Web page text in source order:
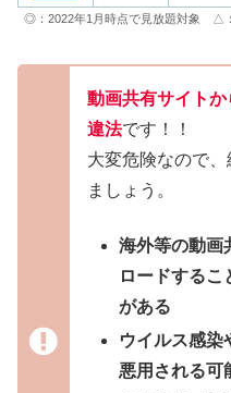
◎：2022年1月時点で見放題対象 △
動画共有サイト
違法です！！
大変危険なので
ましょう。
海外等の動画
ロードするこ
がある
ウイルス感染
悪用される可